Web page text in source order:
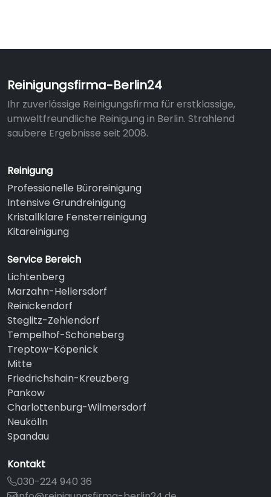
Reinigungsfirma-Berlin24
Ihr zuverlässige Reinigungsfirma für erstklassige,
umweltfreundliche Reinigung in Berlin. Strahlend
saubere Ergebnisse seit 2008.
Reinigung
Professionelle Büroreinigung
Intensive Grundreinigung
Kristallklare Fensterreinigung
Kitareinigung
Service Bereich
Lichtenberg
Marzahn-Hellersdorf
Reinickendorf
Steglitz-Zehlendorf
Tempelhof-Schöneberg
Treptow-Köpenick
Mitte
Friedrichshain-Kreuzberg
Pankow
Charlottenburg-Wilmersdorf
Neukölln
Spandau
Kontakt
030-224 940 36